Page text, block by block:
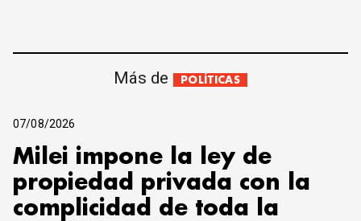
Más de POLÍTICAS
07/08/2026
Milei impone la ley de
propiedad privada con la
complicidad de toda la